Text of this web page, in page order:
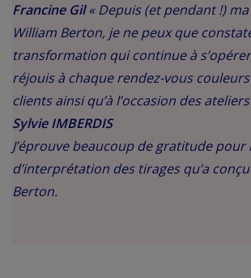
Francine Gil« Depuis (et pendant !)
William Berton, je ne peux que
transformation qui continue à
réjouis à chaque rendez-vous
clients ainsi qu’à l’occasion des
Sylvie IMBERDIS
J’éprouve beaucoup de gratitude pour
d’interprétation des tiragesqu’a
Berton.